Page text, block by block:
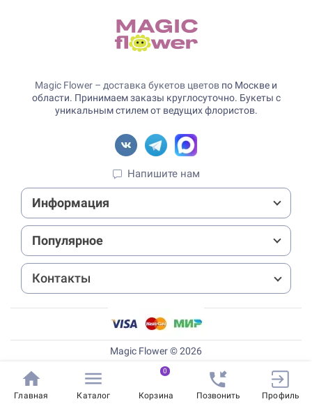
Главная Каталог
0
Корзина Позвонить Профиль
Magic Flower – доставка букетов цветов по Москве и
области. Принимаем заказы круглосуточно. Букеты с
уникальным стилем от ведущих флористов.
Напишите нам
Информация
Популярное
Контакты
Magic Flower © 2026